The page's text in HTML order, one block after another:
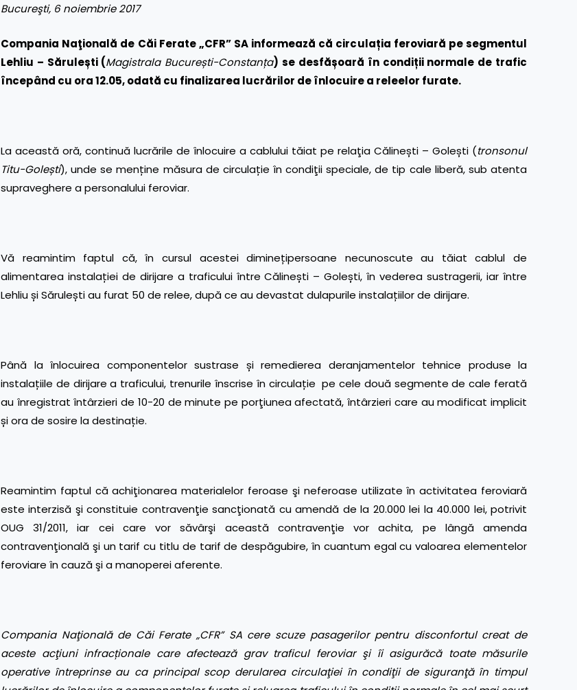
Bucureşti, 6 noiembrie 2017
Compania Naţională de Căi Ferate „CFR” SA informează că circulația feroviară pe segmentul
Lehliu – Sărulești (Magistrala București-Constanța) se desfășoară în condiții normale de trafic
începând cu ora 12.05, odată cu finalizarea lucrărilor de înlocuire a releelor furate.
La această oră, continuă lucrările de înlocuire a cablului tăiat pe relaţia Călinești – Golești (tronsonul
Titu-Golești), unde se menține măsura de circulație în condiţii speciale, de tip cale liberă, sub atenta
supraveghere a personalului feroviar.
Vă reamintim faptul că, în cursul acestei diminețipersoane necunoscute au tăiat cablul de
alimentarea instalației de dirijare a traficului între Călinești – Golești, în vederea sustragerii, iar între
Lehliu și Sărulești au furat 50 de relee, după ce au devastat dulapurile instalațiilor de dirijare.
Până la înlocuirea componentelor sustrase și remedierea deranjamentelor tehnice produse la
instalațiile de dirijare a traficului, trenurile înscrise în circulație pe cele două segmente de cale ferată
au înregistrat întârzieri de 10-20 de minute pe porţiunea afectată, întârzieri care au modificat implicit
și ora de sosire la destinație.
Reamintim faptul că achiţionarea materialelor feroase şi neferoase utilizate în activitatea feroviară
este interzisă şi constituie contravenţie sancţionată cu amendă de la 20.000 lei la 40.000 lei, potrivit
OUG 31/2011, iar cei care vor săvârşi această contravenţie vor achita, pe lângă amenda
contravenţională şi un tarif cu titlu de tarif de despăgubire, în cuantum egal cu valoarea elementelor
feroviare în cauză şi a manoperei aferente.
Compania Naţională de Căi Ferate„CFR” SA cere scuze pasagerilor pentru disconfortul creat de
aceste acţiuni infracționale care afectează grav traficul feroviar şi îi asigurăcă toate măsurile
operative întreprinse au ca principal scop derularea circulaţiei în condiţii de siguranţă în timpul